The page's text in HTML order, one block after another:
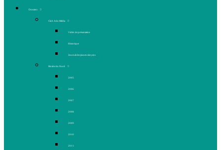
Dossiers
Club Ado Média
Vidéo de présentation
Historique
Journal des jeunes citoyens
Rivière du Nord
2005
2006
2007
2008
2009
2010
2011